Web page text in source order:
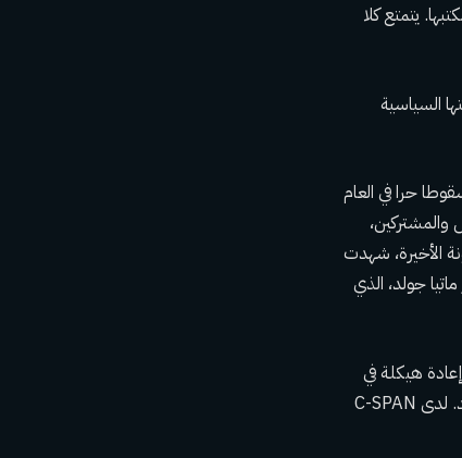
يتمتع كلا
السياسية
حرا في العام
الأخيرة، شهدت
جولد، الذي
هيكلة في
إدارة الشركة. قالت صحيفة بوليتيكو إن رسالتها الإخبارية المؤثرة Playbook ستحصل على مؤلف جديد. لدى C-SPAN